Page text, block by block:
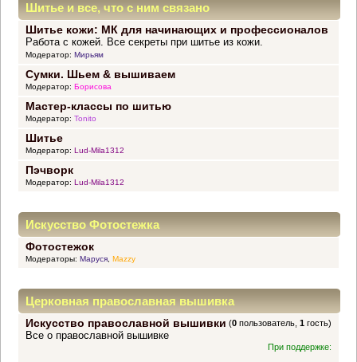
Шитье и все, что с ним связано
Шитье кожи: МК для начинающих и профессионалов
Работа с кожей. Все секреты при шитье из кожи.
Модератор: Мирьям
Сумки. Шьем & вышиваем
Модератор: Борисова
Мастер-классы по шитью
Модератор: Tonito
Шитье
Модератор: Lud-Mila1312
Пэчворк
Модератор: Lud-Mila1312
Искусство Фотостежка
Фотостежок
Модераторы: Маруся, Mazzy
Церковная православная вышивка
Искусство православной вышивки (0 пользователь,1 гость)
Все о православной вышивке
При поддержке: